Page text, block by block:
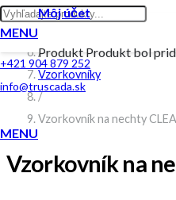
MENU
Môj účet
ProduktProduktbol
+421 904 879 252
info@truscada.sk
MENU
/
/
Vzorkovníky
/
Vzorkovník na nechty
Vzorkovník na